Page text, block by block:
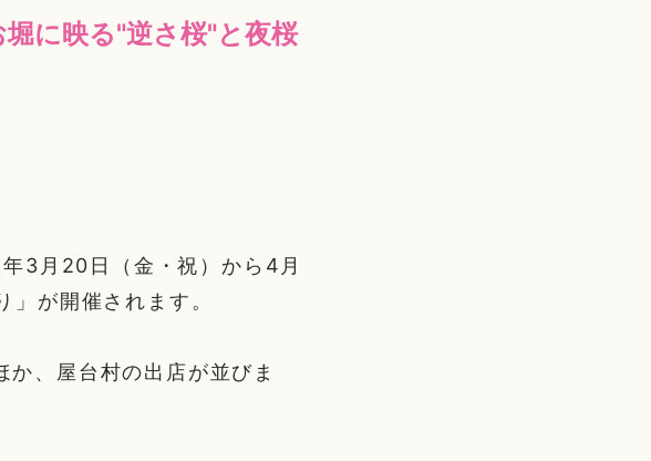
に映る"逆さ桜"と夜桜
3月20日（金・祝）から4月
が開催されます。
、屋台村の出店が並びま